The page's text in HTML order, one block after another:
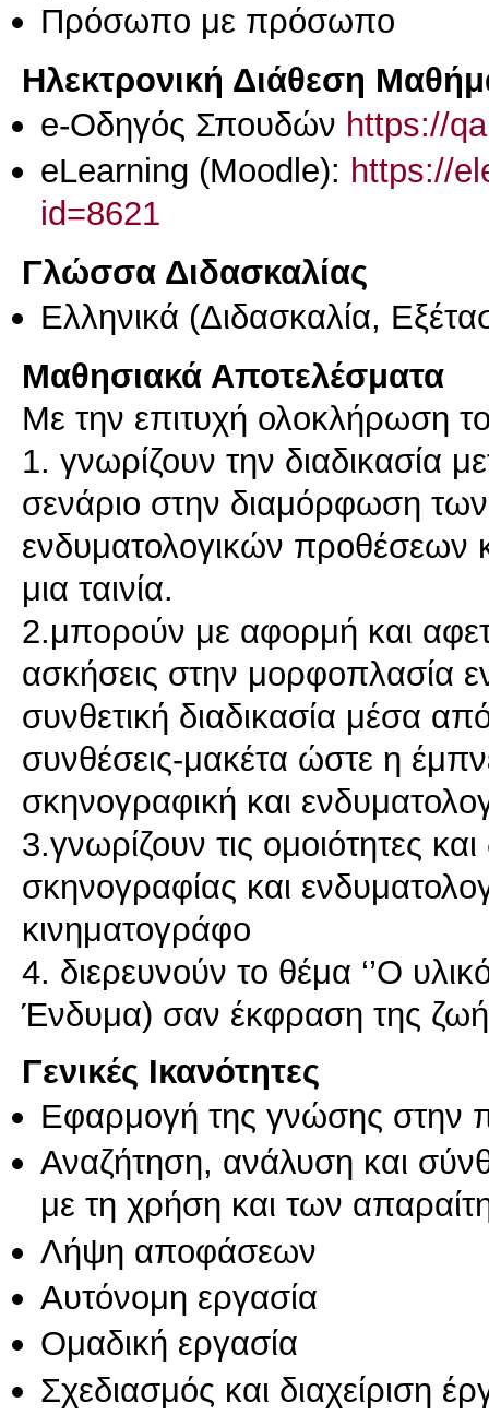
Πρόσωπο με πρόσωπο
Ηλεκτρονική Διάθεση
e-Οδηγός Σπουδών https://
eLearning (Moodle): https://
id=8621
Γλώσσα Διδασκαλίας
Ελληνικά (Διδασκαλία,
Μαθησιακά Αποτελέσματα
Με την επιτυχή ολοκλήρωση
1. γνωρίζουν την διαδικασία
σενάριο στην διαμόρφωση
ενδυματολογικών προθέσεων
μια ταινία.
2.μπορούν με αφορμή και
ασκήσεις στην μορφοπλασία
συνθετική διαδικασία μέσα
συνθέσεις-μακέτα ώστε η
σκηνογραφική και
3.γνωρίζουν τις ομοιότητες
σκηνογραφίας και
κινηματογράφο
4. διερευνούν το θέμα ‘’Ο
Γενικές Ικανότητες
Εφαρμογή της γνώσης στην
Αναζήτηση, ανάλυση και
με τη χρήση και των
Λήψη αποφάσεων
Αυτόνομη εργασία
Ομαδική εργασία
Σχεδιασμός και διαχείριση